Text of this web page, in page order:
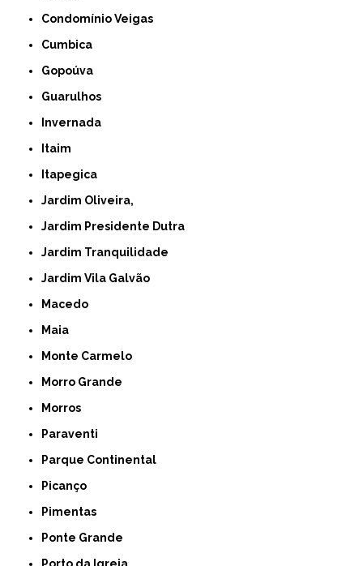
Condomínio Veigas
Cumbica
Gopoúva
Guarulhos
Invernada
Itaim
Itapegica
Jardim Oliveira,
Jardim Presidente Dutra
Jardim Tranquilidade
Jardim Vila Galvão
Macedo
Maia
Monte Carmelo
Morro Grande
Morros
Paraventi
Parque Continental
Picanço
Pimentas
Ponte Grande